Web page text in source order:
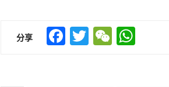
分享 Facebook
TwitterWeChat